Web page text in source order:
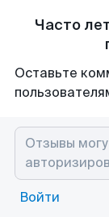
Часто
Оставьте
Войти